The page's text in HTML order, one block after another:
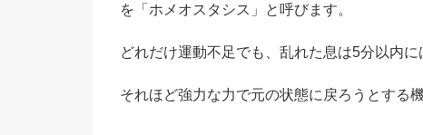
を「ホメオスタシス」と呼びます。
どれだけ運動不足でも、乱れた息は5分以内に
それほど強力な力で元の状態に戻ろうとする